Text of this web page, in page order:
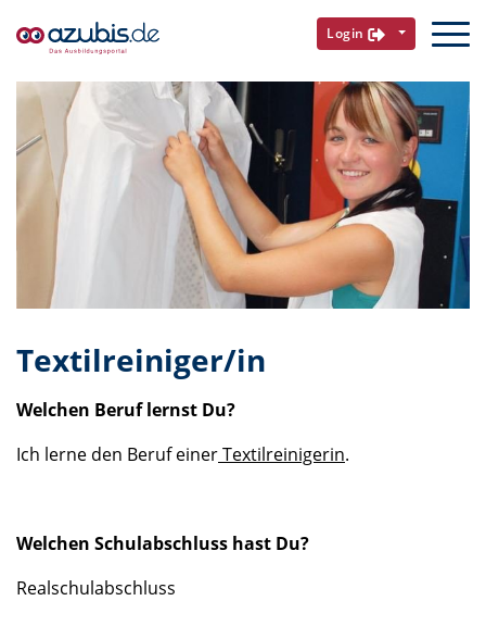
Login
Textilreiniger/in
Welchen Beruf lernst Du?
Ich lerne den Beruf einerTextilreinigerin.
Welchen Schulabschluss hast Du?
Realschulabschluss